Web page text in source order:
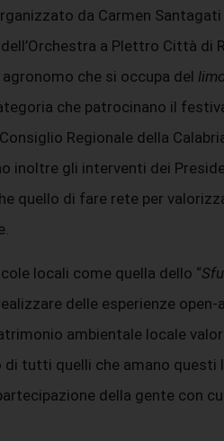
da Carmen
a Plettro Città
che si occupa del
che patrocinano il
Regionale della
inoltre gli interventi dei
quello di fare rete per
locali come quella dello “
delle esperienze
ambientale locale
tutti quelli che amano
della gente con